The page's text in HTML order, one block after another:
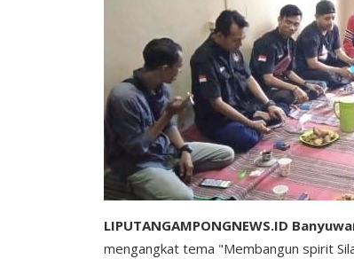
LIPUTANGAMPONGNEWS.ID
mengangkat tema "Membangun spirit